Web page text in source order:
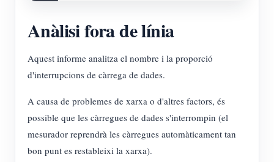
Anàlisi fora de línia
Aquest informe analitza el nombre i la proporció
d'interrupcions de càrrega de dades.
A causa de problemes de xarxa o d'altres factors, és
possible que les càrregues de dades s'interrompin (el
mesurador reprendrà les càrregues automàticament tan
bon punt es restableixi la xarxa).